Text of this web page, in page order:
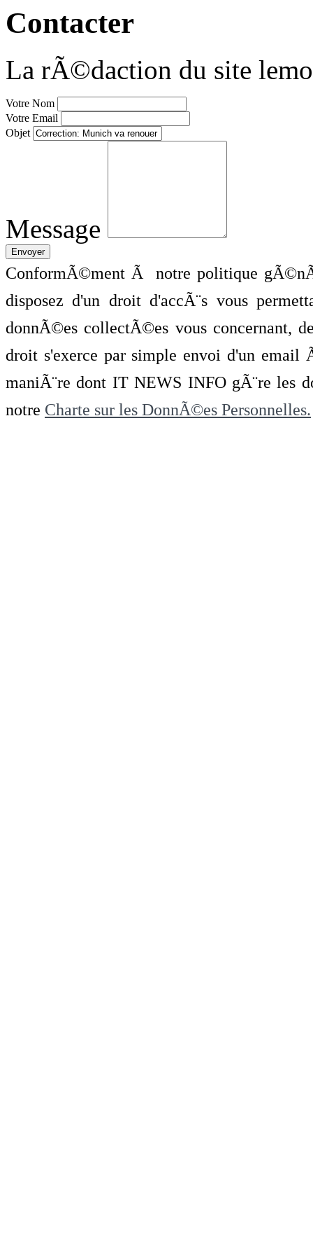
Contacter
La rÃ©daction du site
Votre Nom
Votre Email
Objet
Message
ConformÃ©ment Ã notre politique
disposez d'un droit d'accÃ¨s vous
donnÃ©es collectÃ©es vous concernant,
droit s'exerce par simple envoi d'un
maniÃ¨re dont IT NEWS INFO gÃ¨re les
notre Charte sur les DonnÃ©es Personnelles.